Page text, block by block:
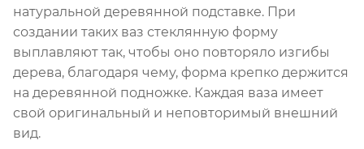
натуральной деревянной подставке. При
создании таких ваз стеклянную форму
выплавляют так, чтобы оно повторяло изгибы
дерева, благодаря чему, форма крепко держится
на деревянной подножке. Каждая ваза имеет
свой оригинальный и неповторимый внешний
вид.